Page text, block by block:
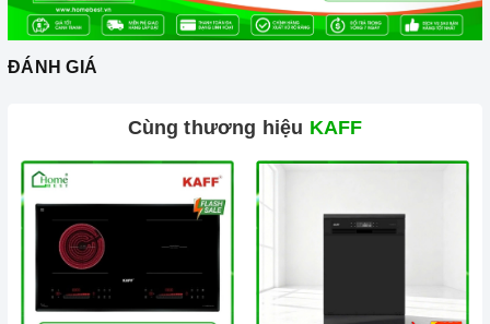
Đến với Home Best, chúng tôi tự hào cung cấp đến khách hàng
chất lượng và nguồn gốc sản phẩm chính hãng. Chúng tôi tự
tin mang đến cho quý khách hàng dịch vụ chăm sóc khách
hàng tận tâm và chính sách bảo hành, hậu mãi chuyên nghiệp
Xem thêm tại đây: Home Best Care - Trung tâm bảo trì, sửa
ĐÁNH GIÁ
Cùng thương hiệu KAFF